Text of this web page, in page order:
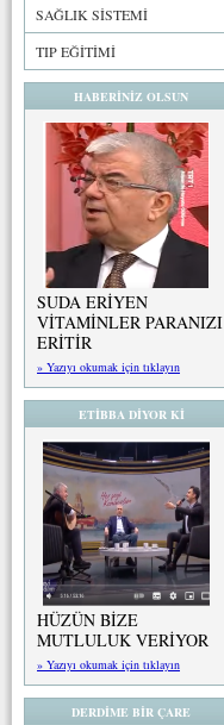
SAĞLIK SİSTEMİ
TIP EĞİTİMİ
HABERİNİZ OLSUN
SUDA ERİYEN
VİTAMİNLER PARANIZI
ERİTİR
» Yazıyı okumak için tıklayın
ETİBBA DİYOR Kİ
HÜZÜN BİZE
MUTLULUK VERİYOR
» Yazıyı okumak için tıklayın
DERDİME BİR ÇARE